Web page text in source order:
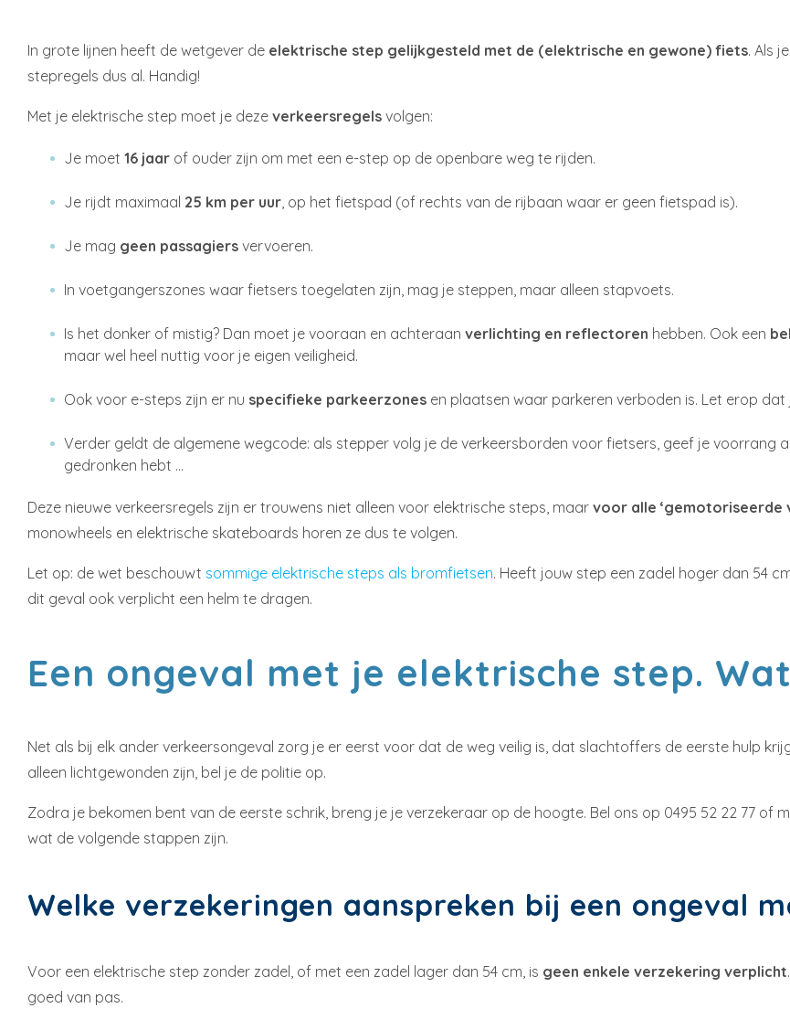
In grote lijnen heeft de wetgever de elektrische step gelijkgesteld met de (elektrische en gewone) fiets. Als
stepregels dus al. Handig!
Met je elektrische step moet je deze verkeersregels volgen:
Je moet 16 jaar of ouder zijn om met een e-step op de openbare weg te rijden.
Je rijdt maximaal 25 km per uur, op het fietspad (of rechts van de rijbaan waar er geen fietspad is).
Je mag geen passagiers vervoeren.
In voetgangerszones waar fietsers toegelaten zijn, mag je steppen, maar alleen stapvoets.
Is het donker of mistig? Dan moet je vooraan en achteraan verlichting en reflectoren hebben. Ook een
maar wel heel nuttig voor je eigen veiligheid.
Ook voor e-steps zijn er nu specifieke parkeerzones en plaatsen waar parkeren verboden is. Let erop
Verder geldt de algemene wegcode: als stepper volg je de verkeersborden voor fietsers, geef je voorrang
gedronken hebt …
Deze nieuwe verkeersregels zijn er trouwens niet alleen voor elektrische steps, maar voor alle ‘gemotoriseerde
monowheels en elektrische skateboards horen ze dus te volgen.
Let op: de wet beschouwt sommige elektrische steps als bromfietsen. Heeft jouw step een zadel hoger dan 54
dit geval ook verplicht een helm te dragen.
Een ongeval met je elektrische step.
Net als bij elk ander verkeersongeval zorg je er eerst voor dat de weg veilig is, dat slachtoffers de eerste hulp
alleen lichtgewonden zijn, bel je de politie op.
Zodra je bekomen bent van de eerste schrik, breng je je verzekeraar op de hoogte. Bel ons op 0495 52 22 77 of
wat de volgende stappen zijn.
Welke verzekeringen aanspreken bij een ongeval
Voor een elektrische step zonder zadel, of met een zadel lager dan 54 cm, is geen enkele verzekering verplicht
goed van pas.